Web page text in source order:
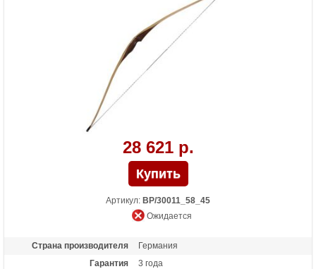
28 621 р.
Артикул: BP/30011_58_45
Ожидается
Страна производителя
Германия
Гарантия
3 года